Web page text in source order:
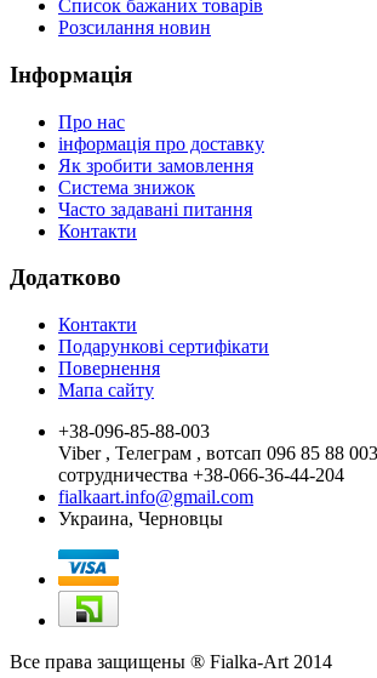
Список бажаних товарів
Розсилання новин
Інформація
Про нас
інформація про доставку
Як зробити замовлення
Система знижок
Часто задавані питання
Контакти
Додатково
Контакти
Подарункові сертифікати
Повернення
Мапа сайту
+38-096-85-88-003
Viber , Телеграм , вотсап 096 85 88
сотрудничества +38-066-36-44-204
fialkaart.info@gmail.com
Украина, Черновцы
Все права защищены ® Fialka-Art 2014